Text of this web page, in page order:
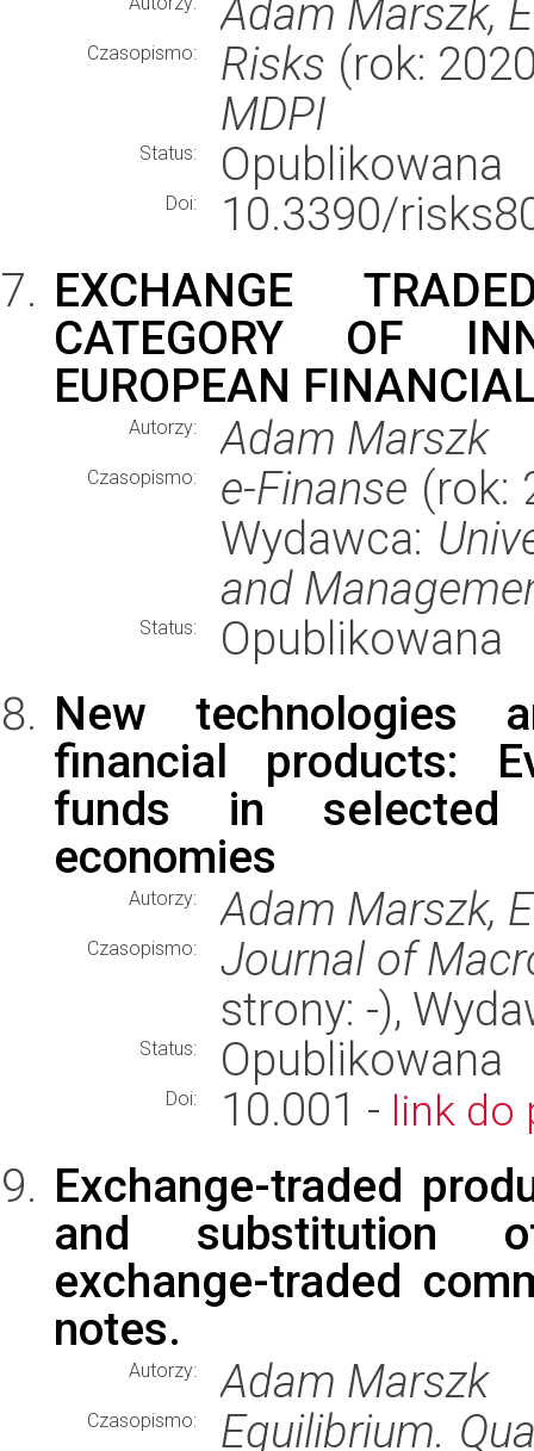
Adam Marszk,
Czasopismo: Risks (rok:
MDPI
Status: Opublikowana
Doi:
10.3390/
EXCHANGE
CATEGORY OF
EUROPEAN
Autorzy: Adam Marszk
Czasopismo: e-Finanse (rok:
Wydawca:
and
Status:
Opublikowana
New technologies
financial products:
funds in selected
economies
Autorzy: Adam Marszk,
Czasopismo:
Journal of
strony: -),
Status: Opublikowana
Doi: 10.001 - link do
Exchange-traded
and substitution
exchange-traded
notes.
Autorzy: Adam Marszk
Czasopismo:
Equilibrium.